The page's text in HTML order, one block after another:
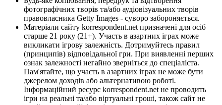
фотографічних творів та/або аудіовізуальних творів
правовласника Getty Images - суворо забороняється.
Матеріали сайту korrespondent.net призначені для осіб
старше 21 року (21+). Участь в азартних іграх може
викликати ігрову залежність. Дотримуйтесь правил
(принципів) відповідальної гри. При виявленні перших
ознак залежності негайно зверніться до спеціаліста.
Пам'ятайте, що участь в азартних іграх не може бути
джерелом доходів або альтернативою роботі.
Інформаційний ресурс korrespondent.net не проводить
ігри на реальні та/або віртуальні гроші, також сайт не